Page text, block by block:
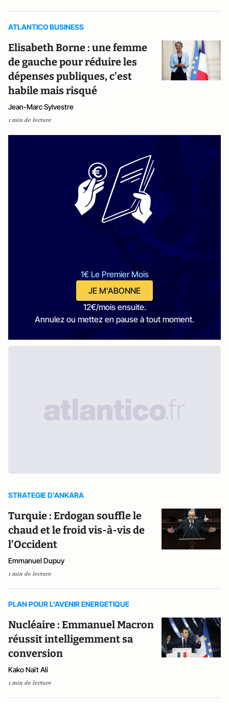
ATLANTICO BUSINESS
Elisabeth Borne : une femme
de gauche pour réduire les
dépenses publiques, c’est
habile mais risqué
Jean-Marc Sylvestre
1 min de lecture
1€ Le Premier Mois
JE M'ABONNE
12€/mois ensuite.
Annulez ou mettez en pause à tout moment.
STRATEGIE D'ANKARA
Turquie : Erdogan souffle le
chaud et le froid vis-à-vis de
l’Occident
Emmanuel Dupuy
1 min de lecture
PLAN POUR L'AVENIR ENERGETIQUE
Nucléaire : Emmanuel Macron
réussit intelligemment sa
conversion
Kako Naït Ali
1 min de lecture